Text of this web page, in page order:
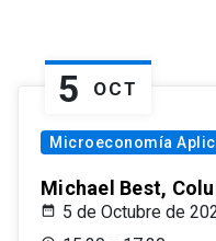
5 OCT
Microeconomía
Michael Best,
5 de Octubre de